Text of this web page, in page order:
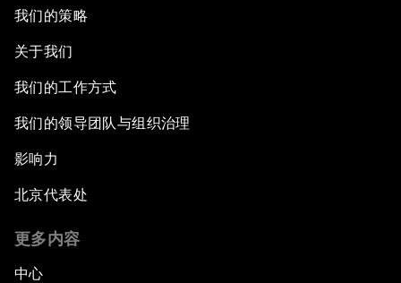
我们的策略
关于我们
我们的工作方式
我们的领导团队与组织治理
影响力
北京代表处
更多内容
中心